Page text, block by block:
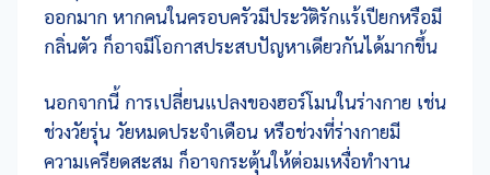
ออกมาก หากคนในครอบครัวมีประวัติรักแร้เปียกหรือมี
กลิ่นตัว ก็อาจมีโอกาสประสบปัญหาเดียวกันได้มากขึ้น
นอกจากนี้ การเปลี่ยนแปลงของฮอร์โมนในร่างกาย เช่น
ช่วงวัยรุ่น วัยหมดประจำเดือน หรือช่วงที่ร่างกายมี
ความเครียดสะสม ก็อาจกระตุ้นให้ต่อมเหงื่อทำงาน